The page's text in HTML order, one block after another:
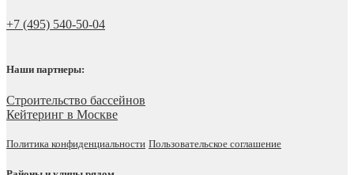
+7 (495) 540-50-04
Наши партнеры:
Строительство бассейнов
Кейтеринг в Москве
Политика конфиденциальности Пользовательское соглашение